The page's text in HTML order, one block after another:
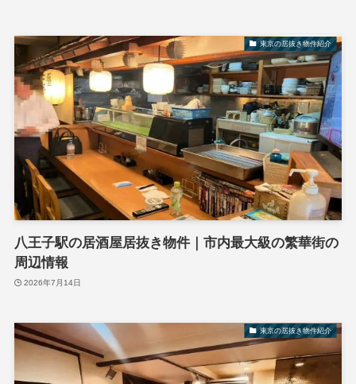
東京の居抜き物件紹介
八王子駅の居酒屋居抜き物件｜市内最大級の繁華街の
周辺情報
2026年7月14日
東京の居抜き物件紹介